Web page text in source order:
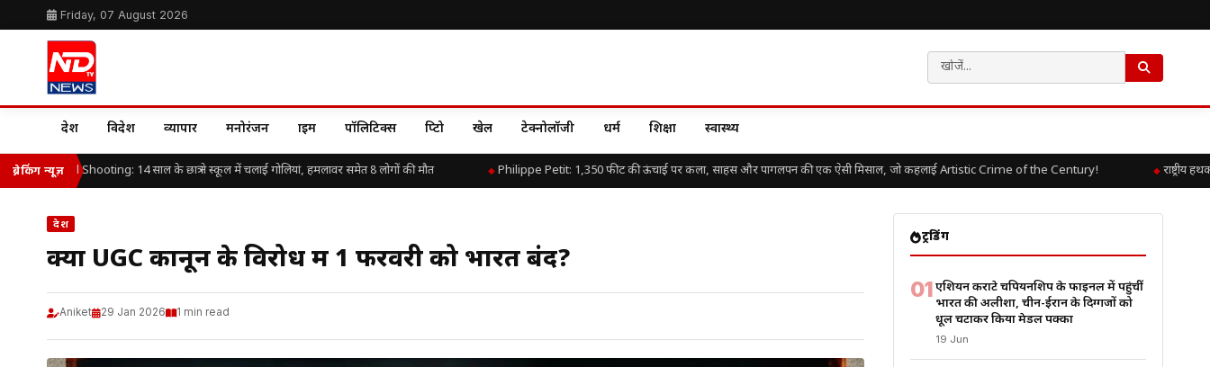
Friday, 07 August 2026
देश विदेश व्यापार मनोरंजन क्राइम पॉलिटिक्स क्रिप्टो खेल टेक्नोलॉजी धर्म शिक्षा स्वास्थ्य
ब्रेकिंग न्यूज़
School Shooting: 14 साल के छात्र ने स्कूल में चलाई गोलियां, हमलावर समेत 8 लोगों की मौत Philippe Petit: 1,350 फीट की ऊंचाई पर कला, साहस और पागलपन की एक ऐसी मिसाल, जो कहलाई Artistic Crime of the Century! राष्ट्रीय
देश
क्या UGC कानून के विरोध में 1 फरवरी को भारत बंद?
Aniket 29 Jan 2026 1 min read
ट्रेंडिंग
01एशियन कराटे चैंपियनशिप के फाइनल में पहुंचीं
भारत की अलीशा, चीन-ईरान के दिग्गजों को
धूल चटाकर किया मेडल पक्का
19 Jun